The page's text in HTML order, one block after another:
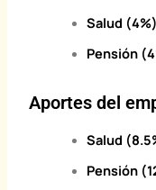
Salud
Pensión
Aportes del
Salud
Pensión